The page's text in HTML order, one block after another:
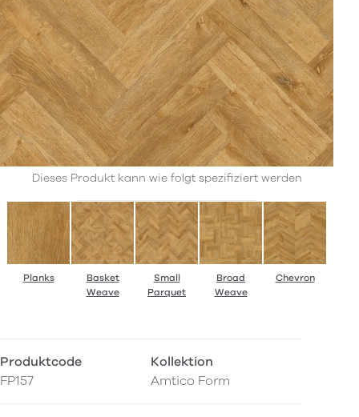
Dieses Produkt kann wie folgt spezifiziert werden
Planks
Basket
Weave
Small
Parquet
Broad
Weave
Chevron
Produktcode
FP157
Kollektion
Amtico Form